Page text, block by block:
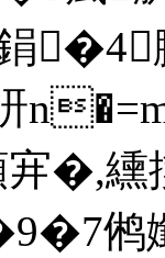
鋗
�,
鸺